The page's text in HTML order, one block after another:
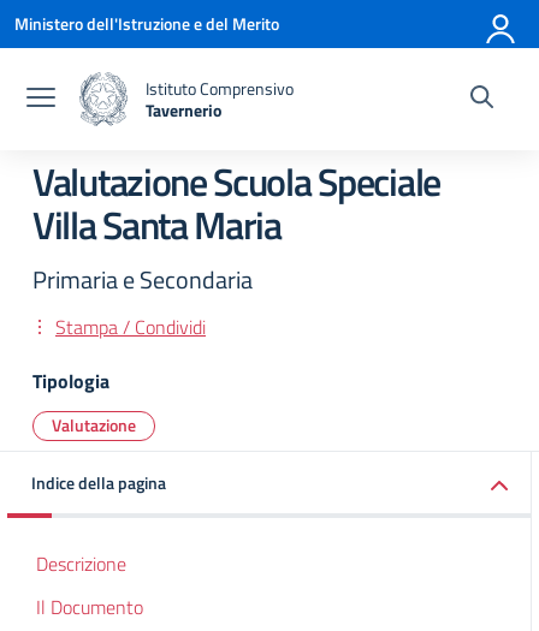
Vai ai contenuti
Vai al menu di navigazione
Vai al footer
Ministero dell'Istruzione e del Merito
Istituto Comprensivo
Tavernerio
Valutazione Scuola Speciale
Villa Santa Maria
Primaria e Secondaria
Stampa / Condividi
Tipologia
Valutazione
Indice della pagina
Descrizione
Il Documento